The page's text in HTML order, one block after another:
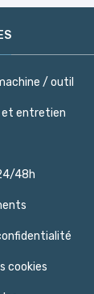
/ outil
et entretien
48h
cookies